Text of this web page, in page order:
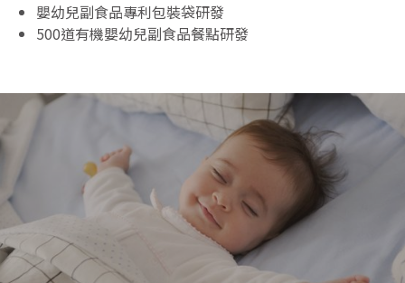
嬰幼兒副食品專利包裝袋研發
500道有機嬰幼兒副食品餐點研發